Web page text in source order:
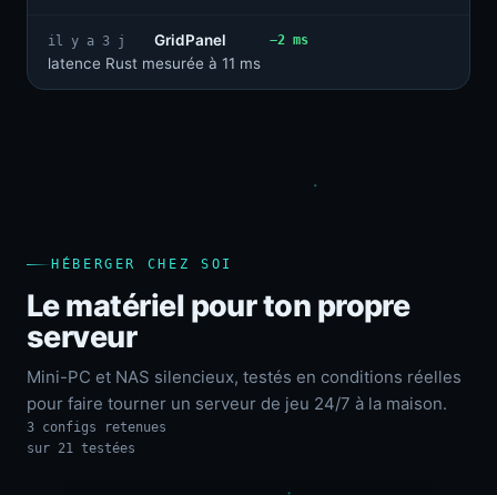
il y a 3 j
GridPanel
latence Rust mesurée à 11 ms
−2 ms
HÉBERGER CHEZ SOI
Le matériel pour ton propre
serveur
Mini-PC et NAS silencieux, testés en conditions réelles
pour faire tourner un serveur de jeu 24/7 à la maison.
3 configs retenues
sur 21 testées